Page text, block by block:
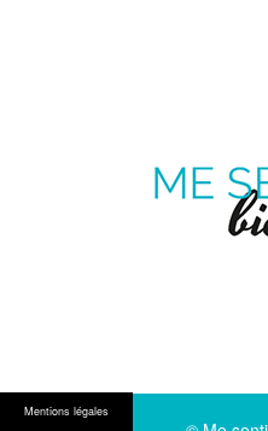
Mentions légales